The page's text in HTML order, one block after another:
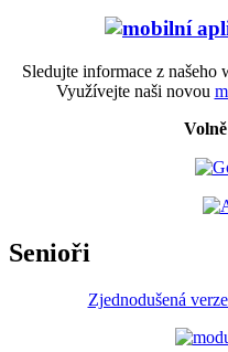
Sledujte informace z našeho
Využívejte naši novou
Senioři
Zjednodušená